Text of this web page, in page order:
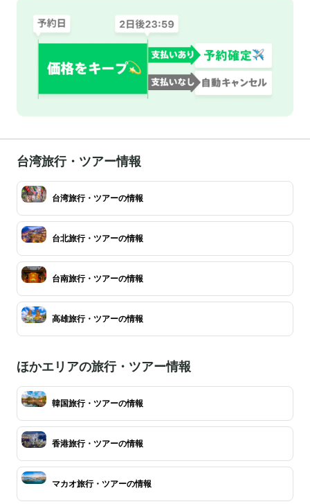
台湾旅行・ツアー情報
台湾旅行・ツアーの情報
台北旅行・ツアーの情報
台南旅行・ツアーの情報
高雄旅行・ツアーの情報
ほかエリアの旅行・ツアー情報
韓国旅行・ツアーの情報
香港旅行・ツアーの情報
マカオ旅行・ツアーの情報